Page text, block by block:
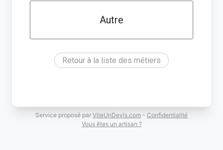
Autre
Retour à la liste des métiers
Service proposé par ViteUnDevis.com - Confidentialité
Vous êtes un artisan ?